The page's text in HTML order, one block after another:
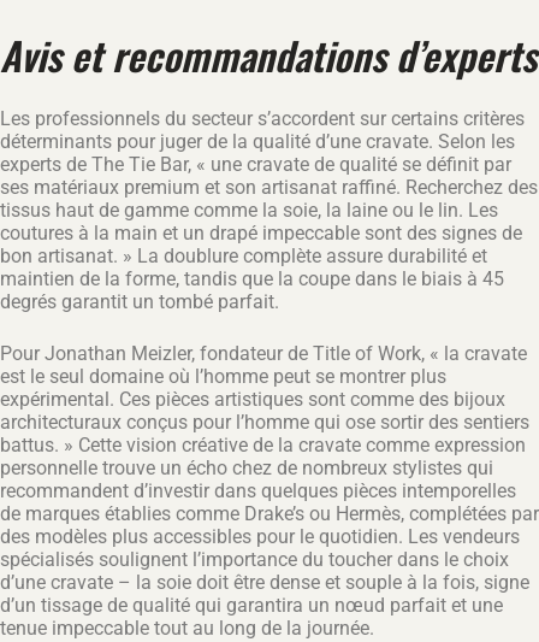
Avis et recommandations d’experts
Les professionnels du secteur s’accordent sur certains critères
déterminants pour juger de la qualité d’une cravate. Selon les
experts de The Tie Bar, « une cravate de qualité se définit par
ses matériaux premium et son artisanat raffiné. Recherchez des
tissus haut de gamme comme la soie, la laine ou le lin. Les
coutures à la main et un drapé impeccable sont des signes de
bon artisanat. » La doublure complète assure durabilité et
maintien de la forme, tandis que la coupe dans le biais à 45
degrés garantit un tombé parfait.
Pour Jonathan Meizler, fondateur de Title of Work, « la cravate
est le seul domaine où l’homme peut se montrer plus
expérimental. Ces pièces artistiques sont comme des bijoux
architecturaux conçus pour l’homme qui ose sortir des sentiers
battus. » Cette vision créative de la cravate comme expression
personnelle trouve un écho chez de nombreux stylistes qui
recommandent d’investir dans quelques pièces intemporelles
de marques établies comme Drake’s ou Hermès, complétées par
des modèles plus accessibles pour le quotidien. Les vendeurs
spécialisés soulignent l’importance du toucher dans le choix
d’une cravate – la soie doit être dense et souple à la fois, signe
d’un tissage de qualité qui garantira un nœud parfait et une
tenue impeccable tout au long de la journée.